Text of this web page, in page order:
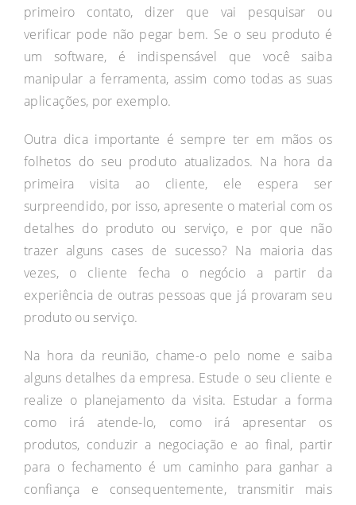
primeiro contato, dizer que vai pesquisar ou
verificar pode não pegar bem. Se o seu produto é
um software, é indispensável que você saiba
manipular a ferramenta, assim como todas as suas
aplicações, por exemplo.
Outra dica importante é sempre ter em mãos os
folhetos do seu produto atualizados. Na hora da
primeira visita ao cliente, ele espera ser
surpreendido, por isso, apresente o material com os
detalhes do produto ou serviço, e por que não
trazer alguns cases de sucesso? Na maioria das
vezes, o cliente fecha o negócio a partir da
experiência de outras pessoas que já provaram seu
produto ou serviço.
Na hora da reunião, chame-o pelo nome e saiba
alguns detalhes da empresa. Estude o seu cliente e
realize o planejamento da visita. Estudar a forma
como irá atende-lo, como irá apresentar os
produtos, conduzir a negociação e ao final, partir
para o fechamento é um caminho para ganhar a
confiança e consequentemente, transmitir mais